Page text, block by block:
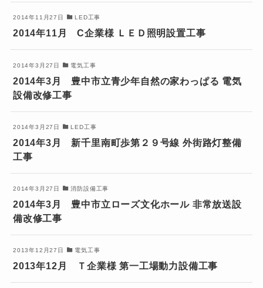
2014年11月27日 LED工事
2014年11月 C企業様 ＬＥＤ照明設置工事
2014年3月27日 電気工事
2014年3月 豊中市立青少年自然の家わっぱる 電気
設備改修工事
2014年3月27日 LED工事
2014年3月 新千里南町歩第２９号線 外街路灯整備
工事
2014年3月27日 消防設備工事
2014年3月 豊中市立ローズ文化ホール 非常放送設
備改修工事
2013年12月27日 電気工事
2013年12月 Ｔ企業様 第一工場動力設備工事